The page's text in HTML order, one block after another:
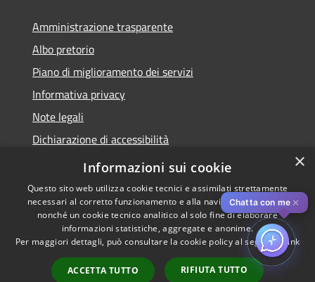
Amministrazione trasparente
Albo pretorio
Piano di miglioramento dei servizi
Informativa privacy
Note legali
Dichiarazione di accessibilità
Obiettivi di accessibilità per l'anno 2025
Accessibilità
Copyright © 2026 • Comune di
Rozzano • Powered by
Municipium• Accesso
Chatta con me ✕
×
Informazioni sui cookie
Questo sito web utilizza cookie tecnici e assimilati strettamente
necessari al corretto funzionamento e alla navigazione del sito,
nonché un cookie tecnico analitico al solo fine di elaborare
informazioni statistiche, aggregate e anonime.
Per maggiori dettagli, può consultare la cookie policy al seguente link
ACCETTA TUTTO RIFIUTA TUTTO